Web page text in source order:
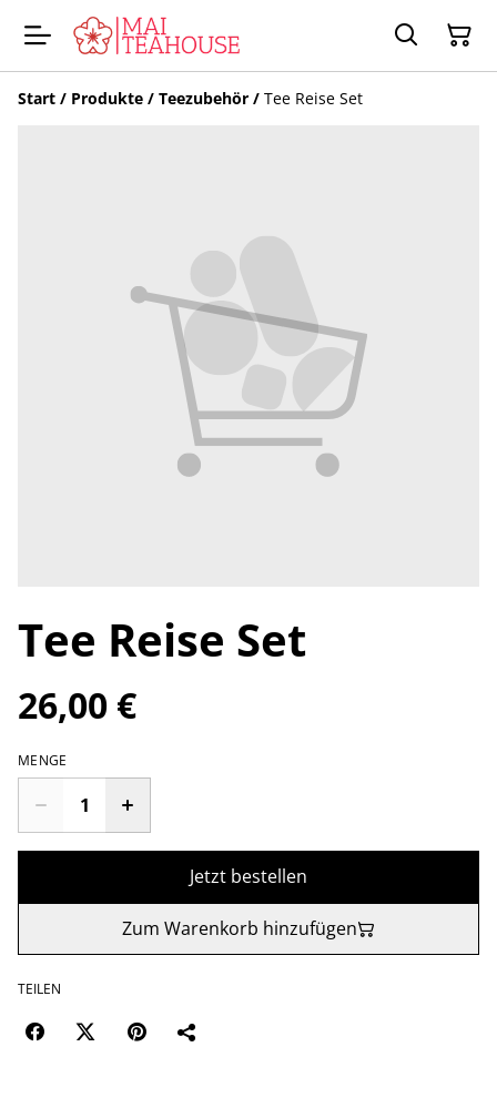
Start / Produkte / Teezubehör / Tee Reise Set
Tee Reise Set
26,00 €
MENGE
Jetzt bestellen
Zum Warenkorb hinzufügen
TEILEN